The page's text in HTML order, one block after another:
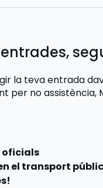
entrades,
la teva entrada
per no assistència,
oficials
el transport públic